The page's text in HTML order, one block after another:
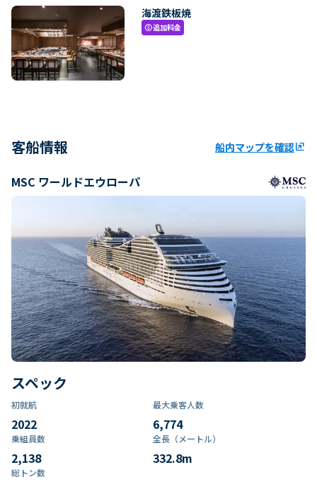
海渡鉄板焼
paid追加料金
客船情報 船内マップを確認ungroup
MSC ワールドエウローパ
スペック
初就航
2022
最大乗客人数
6,774
乗組員数​
2,138
全長（メートル）
332.8m
総トン数​